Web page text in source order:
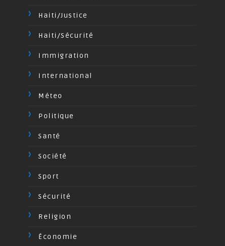
Haiti/Justice
Haiti/Sécurité
Immigration
International
Méteo
Politique
Santé
Société
Sport
Sécurité
Religion
Économie